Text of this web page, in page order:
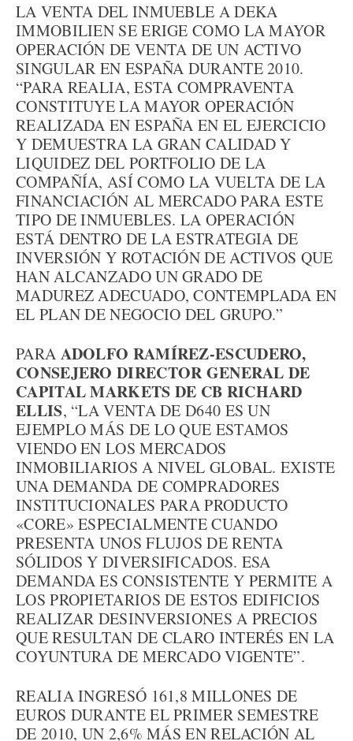
LA VENTA DEL INMUEBLE A DEKA
IMMOBILIEN SE ERIGE COMO LA MAYOR
OPERACIÓN DE VENTA DE UN ACTIVO
SINGULAR EN ESPAÑA DURANTE 2010.
“PARA REALIA, ESTA COMPRAVENTA
CONSTITUYE LA MAYOR OPERACIÓN
REALIZADA EN ESPAÑA EN EL EJERCICIO
Y DEMUESTRA LA GRAN CALIDAD Y
LIQUIDEZ DEL PORTFOLIO DE LA
COMPAÑÍA, ASÍ COMO LA VUELTA DE LA
FINANCIACIÓN AL MERCADO PARA ESTE
TIPO DE INMUEBLES. LA OPERACIÓN
ESTÁ DENTRO DE LA ESTRATEGIA DE
INVERSIÓN Y ROTACIÓN DE ACTIVOS QUE
HAN ALCANZADO UN GRADO DE
MADUREZ ADECUADO, CONTEMPLADA EN
EL PLAN DE NEGOCIO DEL GRUPO.”
PARA ADOLFO RAMÍREZ-ESCUDERO,
CONSEJERO DIRECTOR GENERAL DE
CAPITAL MARKETS DE CB RICHARD
ELLIS, “LA VENTA DE D640 ES UN
EJEMPLO MÁS DE LO QUE ESTAMOS
VIENDO EN LOS MERCADOS
INMOBILIARIOS A NIVEL GLOBAL. EXISTE
UNA DEMANDA DE COMPRADORES
INSTITUCIONALES PARA PRODUCTO
«CORE» ESPECIALMENTE CUANDO
PRESENTA UNOS FLUJOS DE RENTA
SÓLIDOS Y DIVERSIFICADOS. ESA
DEMANDA ES CONSISTENTE Y PERMITE A
LOS PROPIETARIOS DE ESTOS EDIFICIOS
REALIZAR DESINVERSIONES A PRECIOS
QUE RESULTAN DE CLARO INTERÉS EN LA
COYUNTURA DE MERCADO VIGENTE”.
REALIA INGRESÓ 161,8 MILLONES DE
EUROS DURANTE EL PRIMER SEMESTRE
DE 2010, UN 2,6% MÁS EN RELACIÓN AL